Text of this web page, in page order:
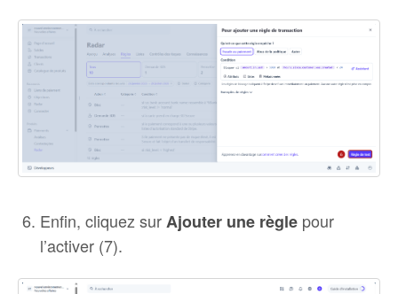
Enfin, cliquez surAjouter une règle pour
l’activer (7).